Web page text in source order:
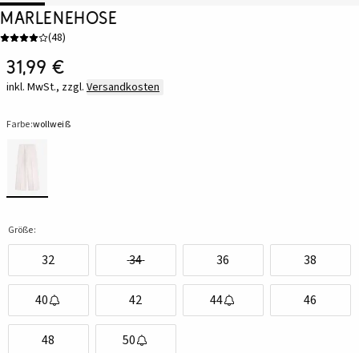
Marlenehose
(48)
31,99 €
inkl. MwSt., zzgl. Versandkosten
Farbe:wollweiß
Größe:
32 34 36 38
40 42 44 46
48 50